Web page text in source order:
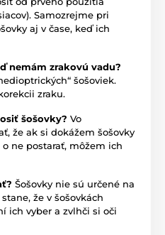
Samozrejme pri
aj v čase, keď ich
nemám zrakovú vadu?
šošoviek.
zraku.
šošovky? Vo
že ak si dokážem šošovky
ne postarať, môžem ich
Šošovky nie sú určené na
že v šošovkách
ich vyber a zvlhči si oči